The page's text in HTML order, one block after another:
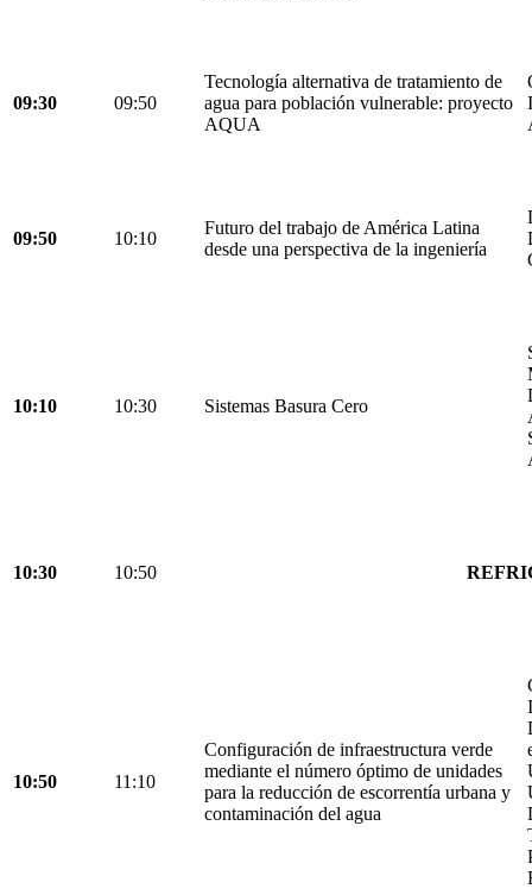
09:30 09:50
Tecnología alternativa de tratamiento de
agua para población vulnerable: proyecto
AQUA
09:50 10:10
Futuro del trabajo de América Latina
desde una perspectiva de la ingeniería
10:10 10:30 Sistemas Basura Cero
10:30 10:50
10:50 11:10
Configuración de infraestructura verde
mediante el número óptimo de unidades
para la reducción de escorrentía urbana y
contaminación del agua